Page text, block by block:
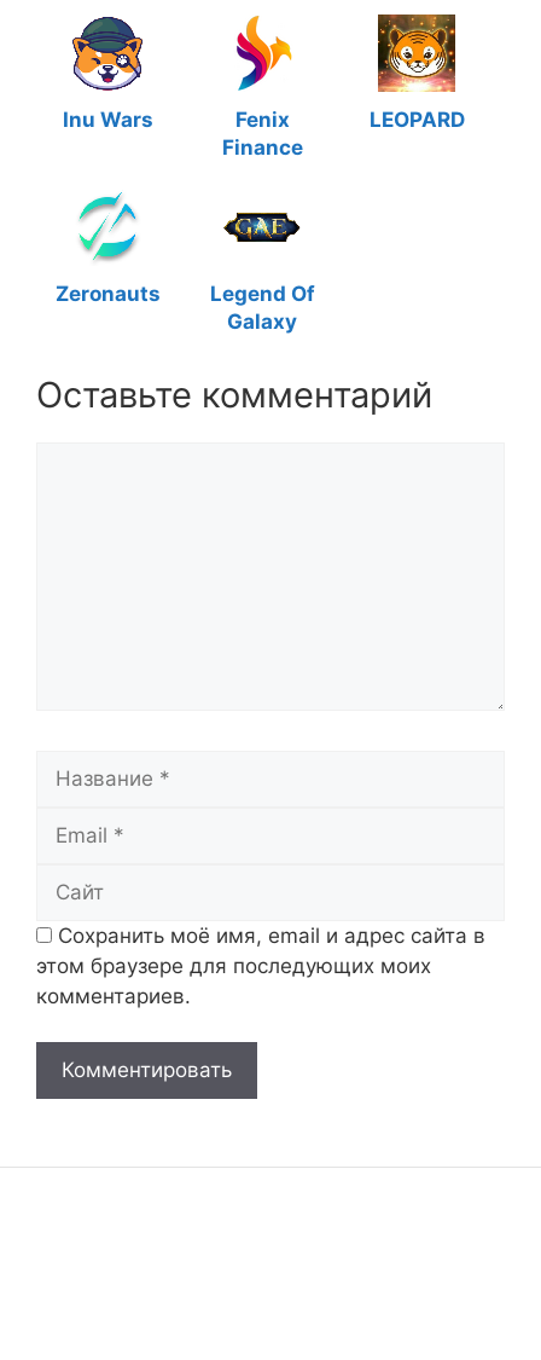
Inu Wars
Fenix
Finance
LEOPARD
Zeronauts
Legend Of
Galaxy
Оставьте комментарий
Сохранить моё имя, email и адрес сайта в
этом браузере для последующих моих
комментариев.